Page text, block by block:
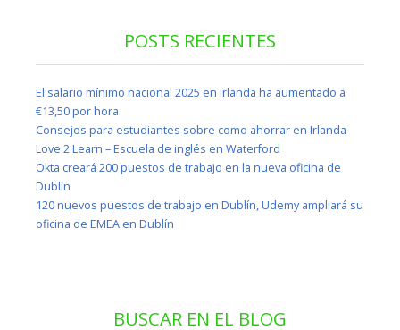
POSTS RECIENTES
El salario mínimo nacional 2025 en Irlanda ha aumentado a
€13,50 por hora
Consejos para estudiantes sobre como ahorrar en Irlanda
Love 2 Learn – Escuela de inglés en Waterford
Okta creará 200 puestos de trabajo en la nueva oficina de
Dublín
120 nuevos puestos de trabajo en Dublín, Udemy ampliará su
oficina de EMEA en Dublín
BUSCAR EN EL BLOG